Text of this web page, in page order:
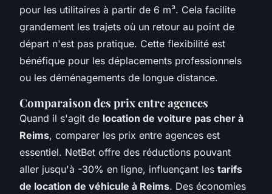
pour les utilitaires à partir de 6 m³. Cela facilite
grandement les trajets où un retour au point de
départ n'est pas pratique. Cette flexibilité est
bénéfique pour les déplacements professionnels
ou les déménagements de longue distance.
Comparaison des prix entre agences
Quand il s'agit de location de voiture pas cher à
Reims, comparer les prix entre agences est
essentiel. NetBet offre des réductions pouvant
aller jusqu'à -30% en ligne, influençant les tarifs
de location de véhicule à Reims. Des économies